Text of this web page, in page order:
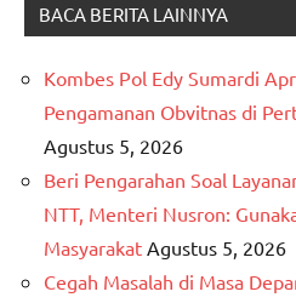
BACA BERITA LAINNYA
Kombes Pol Edy Sumardi
Pengamanan Obvitnas di
Agustus 5, 2026
Beri Pengarahan Soal
NTT, Menteri Nusron:
Masyarakat Agustus 5, 2026
Cegah Masalah di Masa